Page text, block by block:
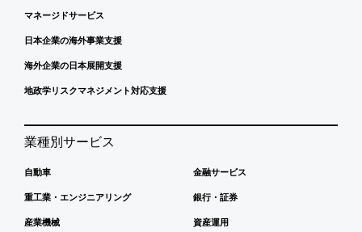
マネージドサービス
日本企業の海外事業支援
海外企業の日本展開支援
地政学リスクマネジメント対応支援
業種別サービス
自動車
重工業・エンジニアリング
産業機械
金融サービス
銀行・証券
資産運用